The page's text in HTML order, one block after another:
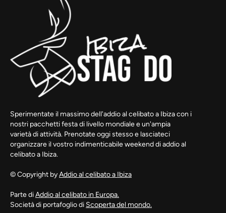
Sperimentate il massimo dell'addio al celibato a Ibiza con i
nostri pacchetti festa di livello mondiale e un'ampia
varietà di attività. Prenotate oggi stesso e lasciateci
organizzare il vostro indimenticabile weekend di addio al
celibato a Ibiza.
© Copyright byAddio al celibato a Ibiza
Parte diAddio al celibato in Europa.
Società di portafoglio di Scoperta del mondo.